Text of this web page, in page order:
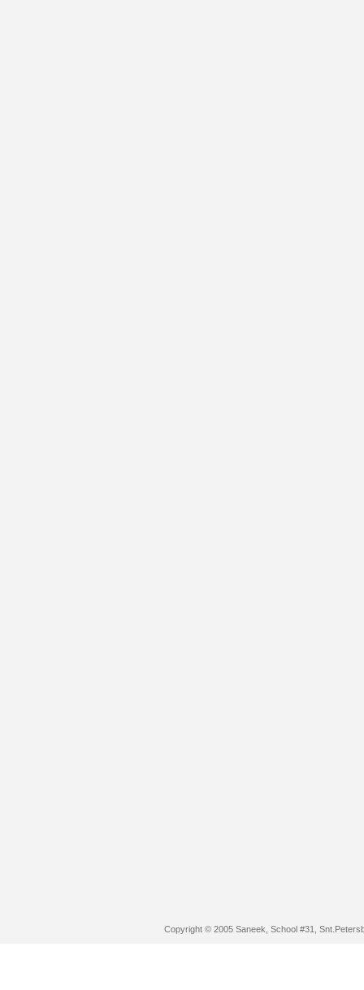
Copyright © 2005 Saneek, School #31,